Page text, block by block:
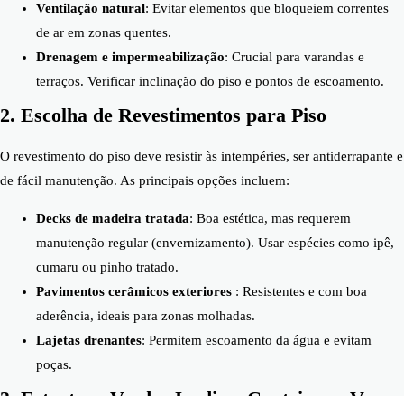
Ventilação natural: Evitar elementos que bloqueiem correntes
de ar em zonas quentes.
Drenagem e impermeabilização: Crucial para varandas e
terraços. Verificar inclinação do piso e pontos de escoamento.
2. Escolha de Revestimentos para Piso
O revestimento do piso deve resistir às intempéries, ser antiderrapante e
de fácil manutenção. As principais opções incluem:
Decks de madeira tratada: Boa estética, mas requerem
manutenção regular (envernizamento). Usar espécies como ipê,
cumaru ou pinho tratado.
Pavimentos cerâmicos exteriores : Resistentes e com boa
aderência, ideais para zonas molhadas.
Lajetas drenantes: Permitem escoamento da água e evitam
poças.